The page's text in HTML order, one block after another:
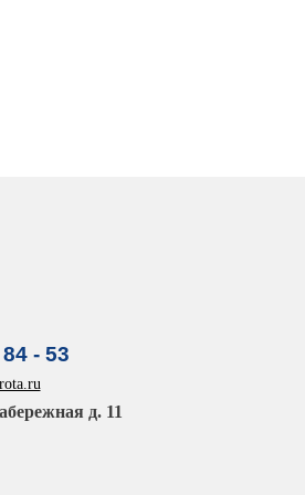
- 53
д. 11